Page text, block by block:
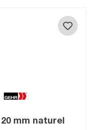
mm naturel